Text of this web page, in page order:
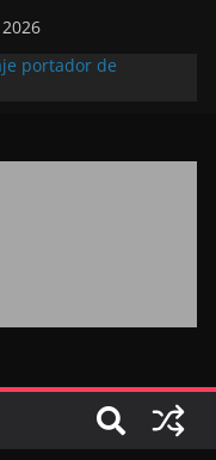
portador de
grandes proyectos de
estratégica
de Marruecos
(politólogo